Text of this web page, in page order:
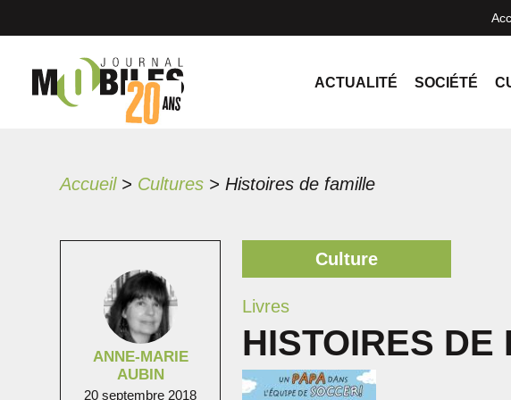
ACTUALITÉ SOCIÉTÉ
Accueil> Cultures > Histoires de famille
ANNE-MARIE
AUBIN
20 septembre 2018
Culture
Livres
HISTOIRES DE